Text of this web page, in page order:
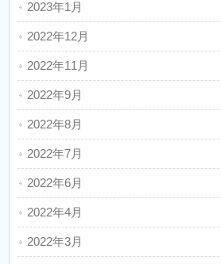
2023年1月
2022年12月
2022年11月
2022年9月
2022年8月
2022年7月
2022年6月
2022年4月
2022年3月